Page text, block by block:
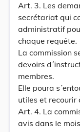
Art. 3. Les
secrétariat qui
administratif
chaque requête.
La commission
devoirs
membres.
Elle poura
utiles et recourir
Art. 4. La
avis dans le